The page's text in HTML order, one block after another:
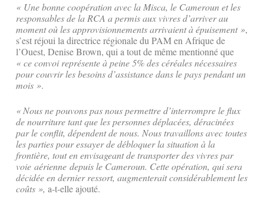
« Une bonne coopération avec la Misca, le Cameroun et les
responsables de la RCA a permis aux vivres d’arriver au
moment où les approvisionnements arrivaient à épuisement »,
s’est réjoui la directrice régionale du PAM en Afrique de
l’Ouest, Denise Brown, qui a tout de même mentionné que
«ce convoi représente à peine 5% des céréales nécessaires
pour couvrir les besoins d’assistance dans le pays pendant un
mois ».
« Nous ne pouvons pas nous permettre d’interrompre le flux
de nourriture tant que les personnes déplacées, déracinées
par le conflit, dépendent de nous. Nous travaillons avec toutes
les parties pour essayer de débloquer la situation à la
frontière, tout en envisageant de transporter des vivres par
voie aérienne depuis le Cameroun. Cette opération, qui sera
décidée en dernier ressort, augmenterait considérablement les
coûts », a-t-elle ajouté.